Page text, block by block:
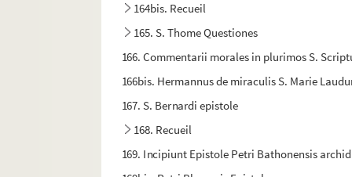
164bis. Recueil
165. S. Thome Questiones
166. Commentarii morales in plurimos S.
166bis. Hermannus de miraculis S. Marie
167. S. Bernardi epistole
168. Recueil
169. Incipiunt Epistole Petri Bathonensis